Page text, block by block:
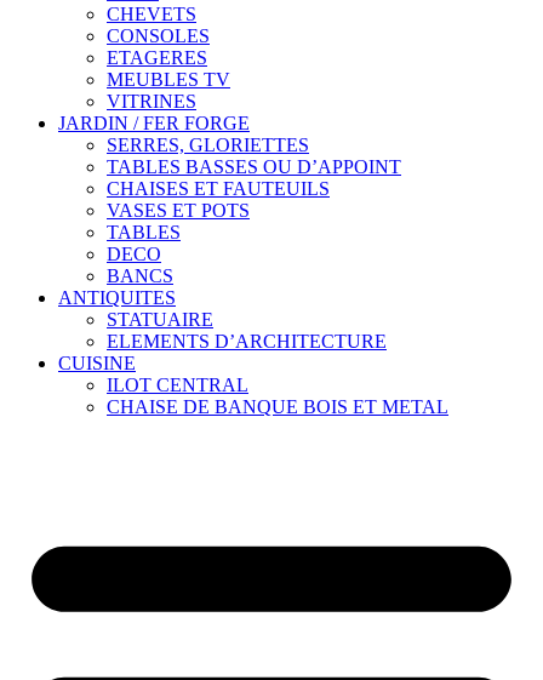
CHEVETS
CONSOLES
ETAGERES
MEUBLES TV
VITRINES
JARDIN / FER FORGE
SERRES, GLORIETTES
TABLES BASSES OU D’APPOINT
CHAISES ET FAUTEUILS
VASES ET POTS
TABLES
DECO
BANCS
ANTIQUITES
STATUAIRE
ELEMENTS D’ARCHITECTURE
CUISINE
ILOT CENTRAL
CHAISE DE BANQUE BOIS ET METAL